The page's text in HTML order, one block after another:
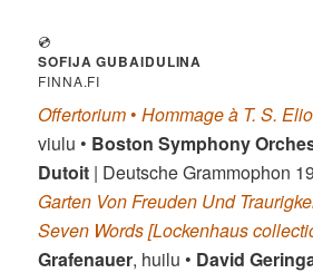
💿
SOFIJA GUBAIDULINA
FINNA.FI
Offertorium•Hommage à T. S.
viulu • Boston Symphony
Dutoit | Deutsche Grammophon
Garten Von Freuden Und
Seven Words [Lockenhaus
Grafenauer, huilu • David